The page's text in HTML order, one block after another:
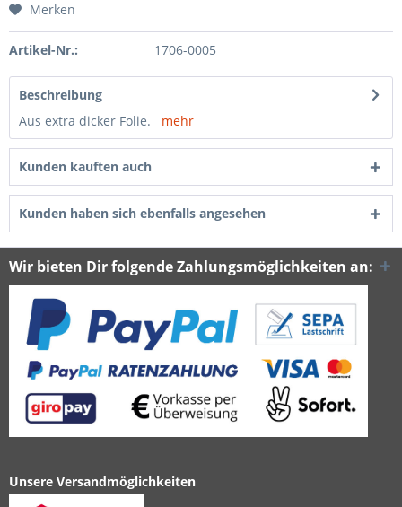
Merken
Artikel-Nr.: 1706-0005
Beschreibung
Aus extra dicker Folie. mehr
Kunden kauften auch
Kunden haben sich ebenfalls angesehen
Wir bieten Dir folgende Zahlungsmöglichkeiten an:
Unsere Versandmöglichkeiten